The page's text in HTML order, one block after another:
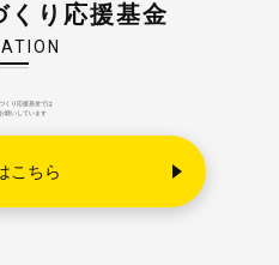
くり応援基金
づくり応援基金では
願いしています
こちら